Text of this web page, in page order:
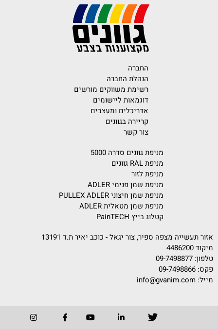
החברה
הנהלת החברה
רשימת משווקים מורשים
דוגמאות ליישומים
אדריכלים ומעצבים
קריירה בגוונים
צור קשר
מניפת גוונים סדרה 5000
מניפת RAL גוונים
מניפת לזור
מניפת שמן פנימי ADLER
מניפת שמן חיצוני PULLEX ADLER
מניפת שמן מטאלית ADLER
קטלוג בייץ PainTECH
אזור תעשייה מצפה ספיר, צור יגאל - כוכב יאיר ת.ד 13191
מיקוד 4486200
טלפון: 09-7498877
פקס: 09-7498866
מייל: info@gvanim.com